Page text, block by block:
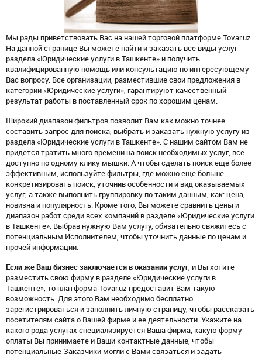
Мы рады приветствовать Вас на нашей торговой платформе Tovar.uz.
На данной странице Вы можете найти и заказать все виды услуг
раздела «Юридические услуги в Ташкенте» и получить
квалифицированную помощь или консультацию по интересующему
Вас вопросу. Все организации, разместившие свои предложения в
категории «Юридические услуги», гарантируют качественный
результат работы в поставленный срок по хорошим ценам.
Широкий диапазон фильтров позволит Вам как можно точнее
составить запрос для поиска, выбрать и заказать нужную услугу из
раздела «Юридические услуги в Ташкенте». С нашим сайтом Вам не
придется тратить много времени на поиск необходимых услуг, все
доступно по одному клику мышки. А чтобы сделать поиск еще более
эффективным, используйте фильтры, где можно еще больше
конкретизировать поиск, уточнив особенности и вид оказываемых
услуг, а также выполнить группировку по таким данным, как: цена,
новизна и популярность. Кроме того, Вы можете сравнить цены и
диапазон работ среди всех компаний в разделе «Юридические услуги
в Ташкенте». Выбрав нужную Вам услугу, обязательно свяжитесь с
потенциальным Исполнителем, чтобы уточнить данные по ценам и
прочей информации.
Если же Ваш бизнес заключается в оказании услуг, и Вы хотите
разместить свою фирму в разделе «Юридические услуги в
Ташкенте», то платформа Tovar.uz предоставит Вам такую
возможность. Для этого Вам необходимо бесплатно
зарегистрироваться и заполнить личную страницу, чтобы рассказать
посетителям сайта о Вашей фирме и ее деятельности. Укажите на
какого рода услугах специализируется Ваша фирма, какую форму
оплаты Вы принимаете и Ваши контактные данные, чтобы
потенциальные Заказчики могли с Вами связаться и задать